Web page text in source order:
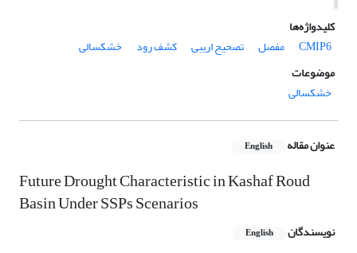
کلیدواژه‌ها
CMIP6
مفصل تصحیح اریبی کشف رود
خشکسالی
موضوعات
خشکسالی
عنوان مقاله English
Future Drought Characteristic in Kashaf Roud
Basin Under SSPs Scenarios
نویسندگان English